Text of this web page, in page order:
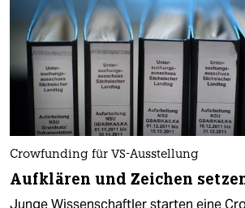
Crowfunding für VS-Ausstellung
Aufklären und Zeichen
Junge Wissenschaftler starten eine